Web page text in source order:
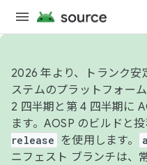
2026 年より、トランク安
ステムのプラットフォー
2 四半期と第 4 四半期に
ます。AOSP のビルドと投
release
を使用します。
ニフェスト ブランチは、